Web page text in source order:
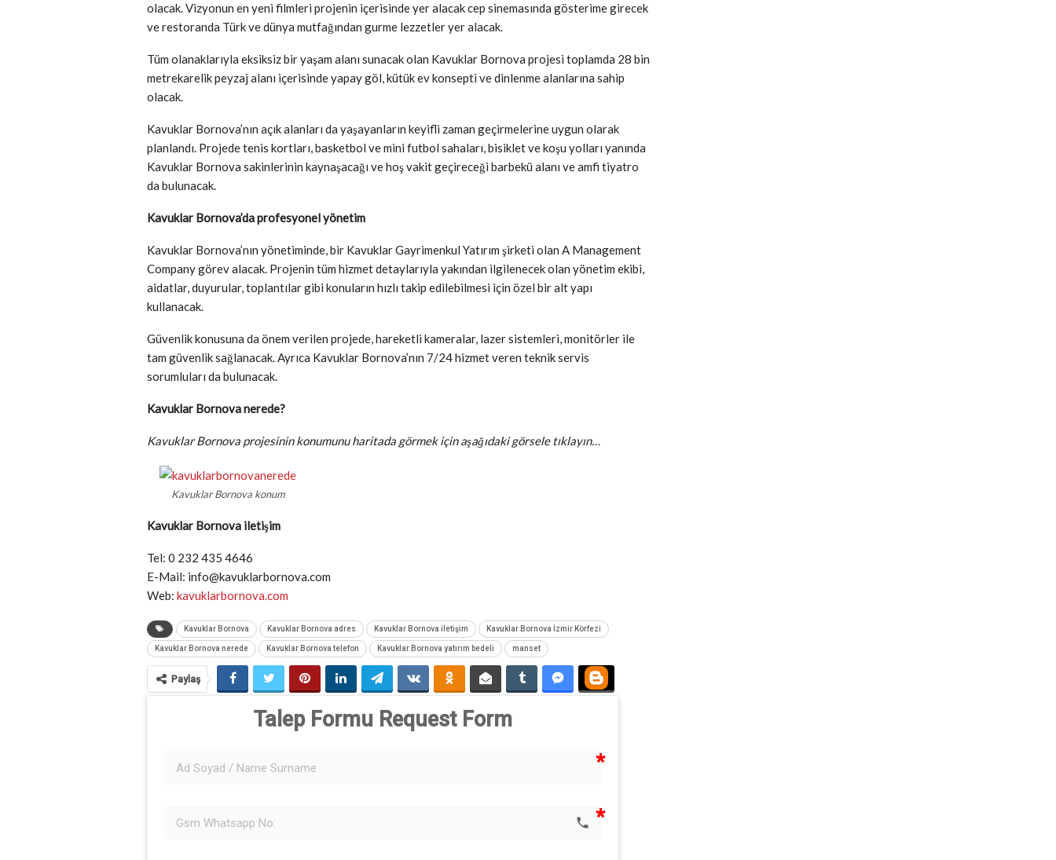
olacak. Vizyonun en yeni filmleri projenin içerisinde yer alacak cep sinemasında gösterime girecek
ve restoranda Türk ve dünya mutfağından gurme lezzetler yer alacak.
Tüm olanaklarıyla eksiksiz bir yaşam alanı sunacak olan Kavuklar Bornova projesi toplamda 28 bin
metrekarelik peyzaj alanı içerisinde yapay göl, kütük ev konsepti ve dinlenme alanlarına sahip
olacak.
Kavuklar Bornova’nın açık alanları da yaşayanların keyifli zaman geçirmelerine uygun olarak
planlandı. Projede tenis kortları, basketbol ve mini futbol sahaları, bisiklet ve koşu yolları yanında
Kavuklar Bornova sakinlerinin kaynaşacağı ve hoş vakit geçireceği barbekü alanı ve amfi tiyatro
da bulunacak.
Kavuklar Bornova’da profesyonel yönetim
Kavuklar Bornova’nın yönetiminde, bir Kavuklar Gayrimenkul Yatırım şirketi olan A Management
Company görev alacak. Projenin tüm hizmet detaylarıyla yakından ilgilenecek olan yönetim ekibi,
aidatlar, duyurular, toplantılar gibi konuların hızlı takip edilebilmesi için özel bir alt yapı
kullanacak.
Güvenlik konusuna da önem verilen projede, hareketli kameralar, lazer sistemleri, monitörler ile
tam güvenlik sağlanacak. Ayrıca Kavuklar Bornova’nın 7/24 hizmet veren teknik servis
sorumluları da bulunacak.
Kavuklar Bornova nerede?
Kavuklar Bornova projesinin konumunu haritada görmek için aşağıdaki görsele tıklayın…
Kavuklar Bornova konum
Kavuklar Bornova iletişim
Tel: 0 232 435 4646
E-Mail: info@kavuklarbornova.com
Web: kavuklarbornova.com
Kavuklar Bornova Kavuklar Bornova adres Kavuklar Bornova iletişim Kavuklar Bornova İzmir Körfezi
Kavuklar Bornova nerede Kavuklar Bornova telefon Kavuklar Bornova yatırım bedeli manset
Paylaş
Talep Formu Request Form
phone